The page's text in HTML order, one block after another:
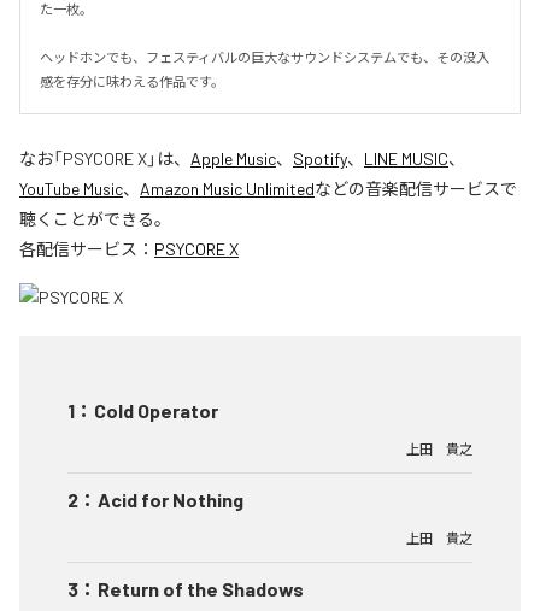
た一枚。
ヘッドホンでも、フェスティバルの巨大なサウンドシステムでも、その没入
感を存分に味わえる作品です。
なお「PSYCORE X」は、 Apple Music、 Spotify、 LINE MUSIC、
YouTube Music、 Amazon Music Unlimitedなどの音楽配信サービスで
聴くことができる。
各配信サービス： PSYCORE X
1 ： Cold Operator
上田 貴之
2 ： Acid for Nothing
上田 貴之
3 ： Return of the Shadows